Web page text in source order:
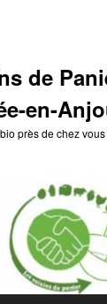
de
en-
près de chez vous